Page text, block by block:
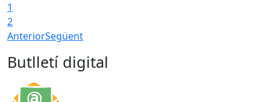
1
2
AnteriorSegüent
Butlletí digital